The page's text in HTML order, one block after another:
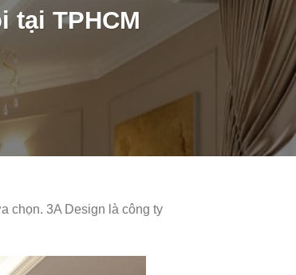
tại TPHCM
chọn. 3A Design là công ty